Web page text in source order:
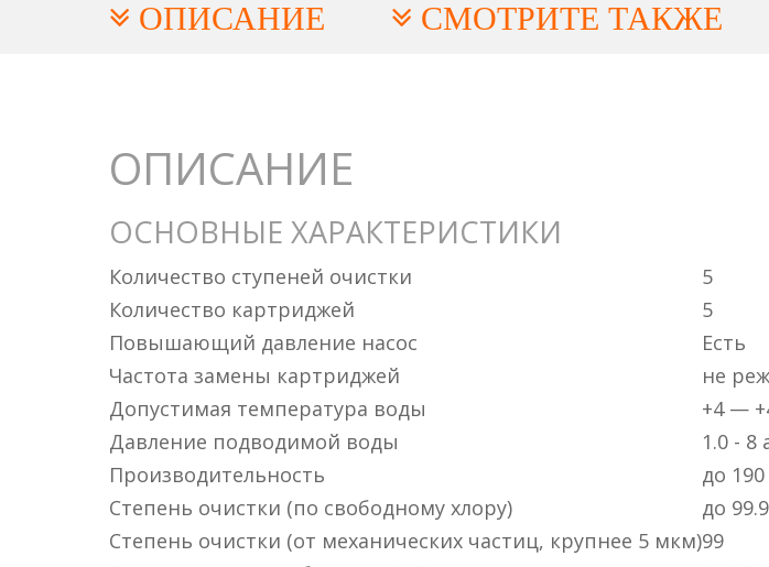
ОПИСАНИЕ СМОТРИТЕ ТАКЖЕ
ОПИСАНИЕ
ОСНОВНЫЕ ХАРАКТЕРИСТИКИ
Количество ступеней очистки
5
Количество картриджей
5
Повышающий давление насос
Есть
Частота замены картриджей
не
Допустимая температура воды
+4 —
Давление подводимой воды
1.0 - 8
Производительность
до
Степень очистки (по свободному хлору)
до
Степень очистки (от механических частиц, крупнее 5 мкм)99